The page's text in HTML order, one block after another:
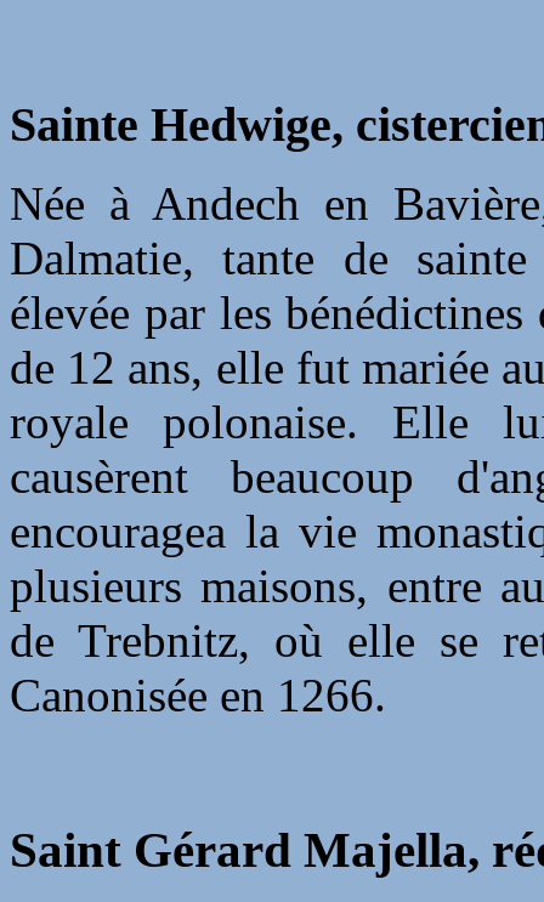
Sainte Hedwige,
Née à Andech en
Dalmatie, tante de
élevée par les
de 12 ans, elle fut mariée
royale polonaise. Elle
causèrent beaucoup
encouragea la vie
plusieurs maisons, entre
de Trebnitz, où elle se
Canonisée en 1266.
Saint Gérard Majella,